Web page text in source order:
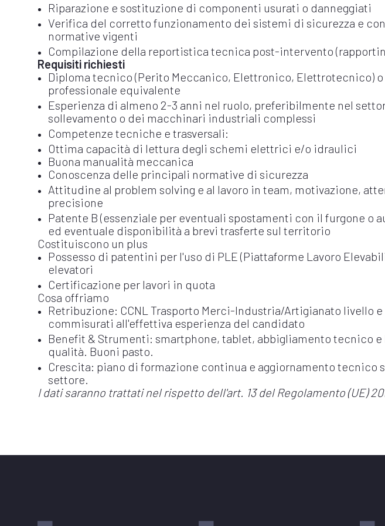
Riparazione e sostituzione di componenti usurati o danneggiati
Verifica del corretto funzionamento dei sistemi di sicurezza e
normative vigenti
Compilazione della reportistica tecnica post-intervento
Requisiti richiesti
Diploma tecnico (Perito Meccanico, Elettronico, Elettrotecnico)
professionale equivalente
Esperienza di almeno 2-3 anni nel ruolo, preferibilmente nel
sollevamento o dei macchinari industriali complessi
Competenze tecniche e trasversali:
Ottima capacità di lettura degli schemi elettrici e/o idraulici
Buona manualità meccanica
Conoscenza delle principali normative di sicurezza
Attitudine al problem solving e al lavoro in team, motivazione,
precisione
Patente B (essenziale per eventuali spostamenti con il furgone o
ed eventuale disponibilità a brevi trasferte sul territorio
Costituiscono un plus
Possesso di patentini per l'uso di PLE (Piattaforme Lavoro
elevatori
Certificazione per lavori in quota
Cosa offriamo
Retribuzione: CCNL Trasporto Merci-Industria/Artigianato livello e
commisurati all'effettiva esperienza del candidato
Benefit & Strumenti: smartphone, tablet, abbigliamento tecnico e
qualità. Buoni pasto.
Crescita: piano di formazione continua e aggiornamento tecnico
settore.
I dati saranno trattati nel rispetto dell'art. 13 del Regolamento (UE)